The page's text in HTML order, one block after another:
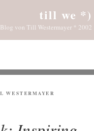
till we *)
Blog von Till Westermayer * 2002
WESTERMAYER